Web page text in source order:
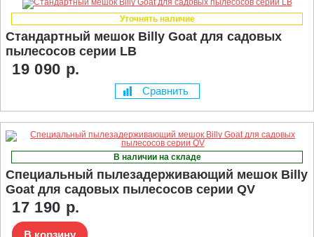
Уточнять наличие
Стандартный мешок Billy Goat для садовых
пылесосов серии LB
19 090 р.
Сравнить
В наличии на складе
Специальный пылезадерживающий мешок Billy
Goat для садовых пылесосов серии QV
17 190 р.
В корзину